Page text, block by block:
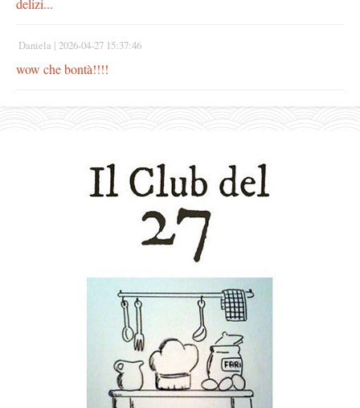
Daniela | 2026-04-27 15:37:46
wow che bontà!!!!